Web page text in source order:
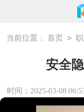
当前位置： 首页 >
安全
时间：2025-03-08